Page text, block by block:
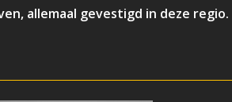
allemaal gevestigd in deze regio.